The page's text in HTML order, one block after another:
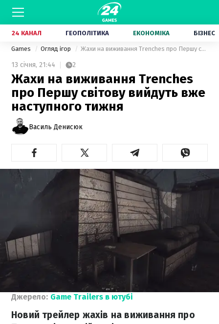
24 КАНАЛ ГЕОПОЛІТИКА ЕКОНОМІКА БІЗНЕС
Games Огляд ігор Жахи на виживання Trenches про Першу світову вийдуть вже наступного тижня
13 січня, 21:44 2
Жахи на виживання Trenches
про Першу світову вийдуть вже
наступного тижня
Василь Денисюк
Джерело: Game Trailers в ютубі
Новий трейлер жахів на виживання про